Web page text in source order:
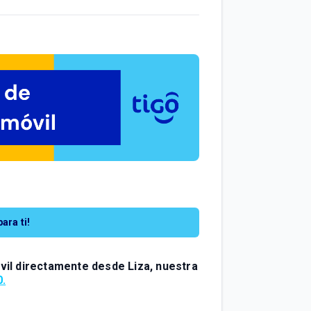
ti!
directamente desde Liza, nuestra